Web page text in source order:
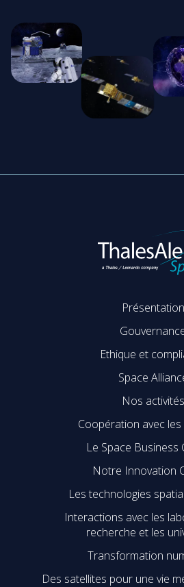
Présentation
Ethique et
Space
Nos activités
Coopération avec
Le Space Business
Notre Innovation
Les technologies
Interactions avec les
recherche et les
Transformation
Des satellites pour une vie